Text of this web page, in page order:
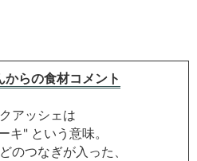
からの食材コメント
アッシェは
キ" という意味。
のつなぎが入った、